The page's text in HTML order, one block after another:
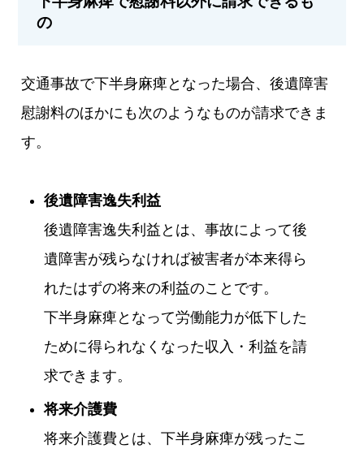
の
交通事故で下半身麻痺となった場合、後遺障害
慰謝料のほかにも次のようなものが請求できま
す。
後遺障害逸失利益
後遺障害逸失利益とは、事故によって後
遺障害が残らなければ被害者が本来得ら
れたはずの将来の利益のことです。
下半身麻痺となって労働能力が低下した
ために得られなくなった収入・利益を請
求できます。
将来介護費
将来介護費とは、下半身麻痺が残ったこ